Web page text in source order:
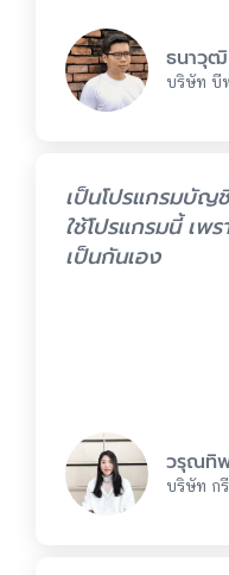
ธนาวุ
บริษัท บี
เป็นโปรแกรมบัญ
ใช้โปรแกรมนี้ เพ
เป็นกันเอง
วรุณทิ
บริษัท ก